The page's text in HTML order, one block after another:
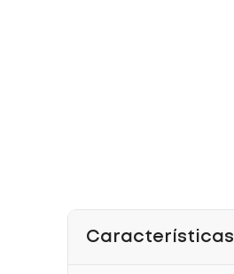
Características